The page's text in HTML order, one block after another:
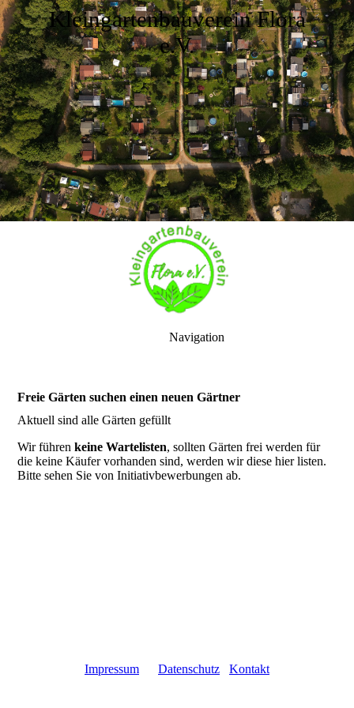
Kleingartenbauverein Flora
e.V.
Navigation
Freie Gärten suchen einen neuen Gärtner
Aktuell sind alle Gärten gefüllt
Wir führenkeine Wartelisten, sollten Gärten frei werden für
die keine Käufer vorhanden sind, werden wir diese hier listen.
Bitte sehen Sie von Initiativbewerbungen ab.
Impressum Datenschutz Kontakt